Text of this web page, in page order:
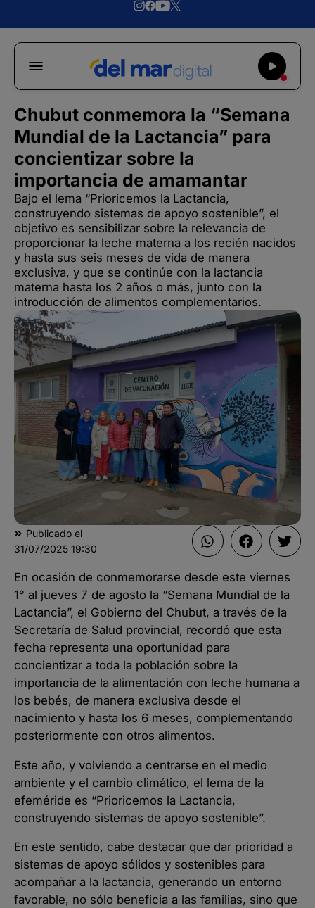
Chubut conmemora la “Semana
Mundial de la Lactancia” para
concientizar sobre la
importancia de amamantar
Bajo el lema “Prioricemos la Lactancia,
construyendo sistemas de apoyo sostenible”, el
objetivo es sensibilizar sobre la relevancia de
proporcionar la leche materna a los recién nacidos
y hasta sus seis meses de vida de manera
exclusiva, y que se continúe con la lactancia
materna hasta los 2 años o más, junto con la
introducción de alimentos complementarios.
Publicado el
31/07/2025 19:30
En ocasión de conmemorarse desde este viernes
1° al jueves 7 de agosto la “Semana Mundial de la
Lactancia”, el Gobierno del Chubut, a través de la
Secretaría de Salud provincial, recordó que esta
fecha representa una oportunidad para
concientizar a toda la población sobre la
importancia de la alimentación con leche humana a
los bebés, de manera exclusiva desde el
nacimiento y hasta los 6 meses, complementando
posteriormente con otros alimentos.
Este año, y volviendo a centrarse en el medio
ambiente y el cambio climático, el lema de la
efeméride es “Prioricemos la Lactancia,
construyendo sistemas de apoyo sostenible”.
En este sentido, cabe destacar que dar prioridad a
sistemas de apoyo sólidos y sostenibles para
acompañar a la lactancia, generando un entorno
favorable, no sólo beneficia a las familias, sino que